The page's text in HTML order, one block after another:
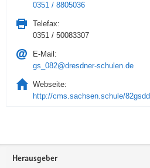
0351 / 8805036
Telefax:
0351 / 50083307
E-Mail:
gs_082@dresdner-schulen.de
Webseite:
http://cms.sachsen.schule/82gsdd
Service
Herausgeber